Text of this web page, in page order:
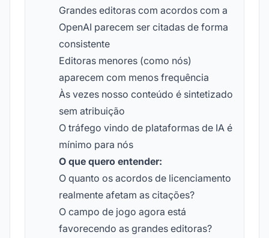
Grandes editoras com acordos com a
OpenAI parecem ser citadas de forma
consistente
Editoras menores (como nós)
aparecem com menos frequência
Às vezes nosso conteúdo é sintetizado
sem atribuição
O tráfego vindo de plataformas de IA é
mínimo para nós
O que quero entender:
O quanto os acordos de licenciamento
realmente afetam as citações?
O campo de jogo agora está
favorecendo as grandes editoras?